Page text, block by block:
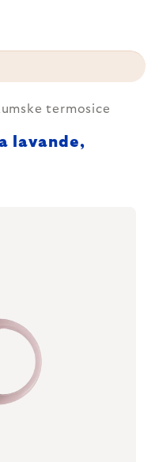
termosice
lavande,